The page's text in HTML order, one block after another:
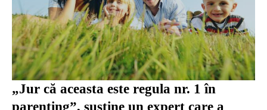
„Jur că aceasta este regula nr. 1 în
parenting”, susține un expert care a